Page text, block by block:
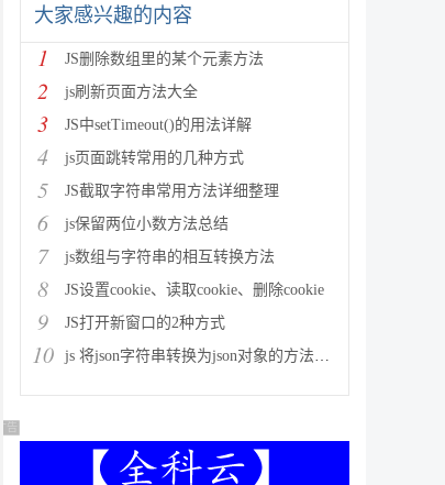
大家感兴趣的内容
1 JS删除数组里的某个元素方法
2 js刷新页面方法大全
3 JS中setTimeout()的用法详解
4 js页面跳转常用的几种方式
5 JS截取字符串常用方法详细整理
6 js保留两位小数方法总结
7 js数组与字符串的相互转换方法
8 JS设置cookie、读取cookie、删除cookie
9 JS打开新窗口的2种方式
10 js 将json字符串转换为json对象的方法解析
广告 商业广告，理性选择